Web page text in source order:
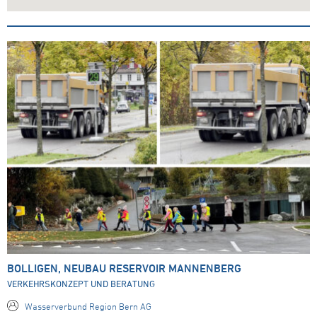
BOLLIGEN, NEUBAU RESERVOIR MANNENBERG
VERKEHRSKONZEPT UND BERATUNG
Wasserverbund Region Bern AG